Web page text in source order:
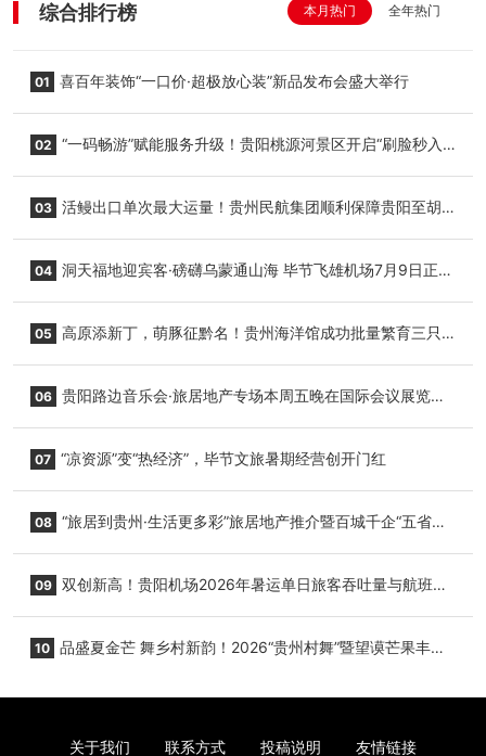
综合排行榜 本月热门 全年热门
01 喜百年装饰“一口价·超极放心装”新品发布会盛大举行
02 “一码畅游”赋能服务升级！贵阳桃源河景区开启“刷脸秒入
03 活鳗出口单次最大运量！贵州民航集团顺利保障贵阳至胡
04 洞天福地迎宾客·磅礴乌蒙通山海 毕节飞雄机场7月9日正式
05 高原添新丁，萌豚征黔名！贵州海洋馆成功批量繁育三只
06 贵阳路边音乐会·旅居地产专场本周五晚在国际会议展览中
07 “凉资源”变“热经济”，毕节文旅暑期经营创开门红
08 “旅居到贵州·生活更多彩”旅居地产推介暨百城千企“五省
09 双创新高！贵阳机场2026年暑运单日旅客吞吐量与航班起
10 品盛夏金芒 舞乡村新韵！2026“贵州村舞”暨望谟芒果丰收
关于我们 联系方式 投稿说明 友情链接